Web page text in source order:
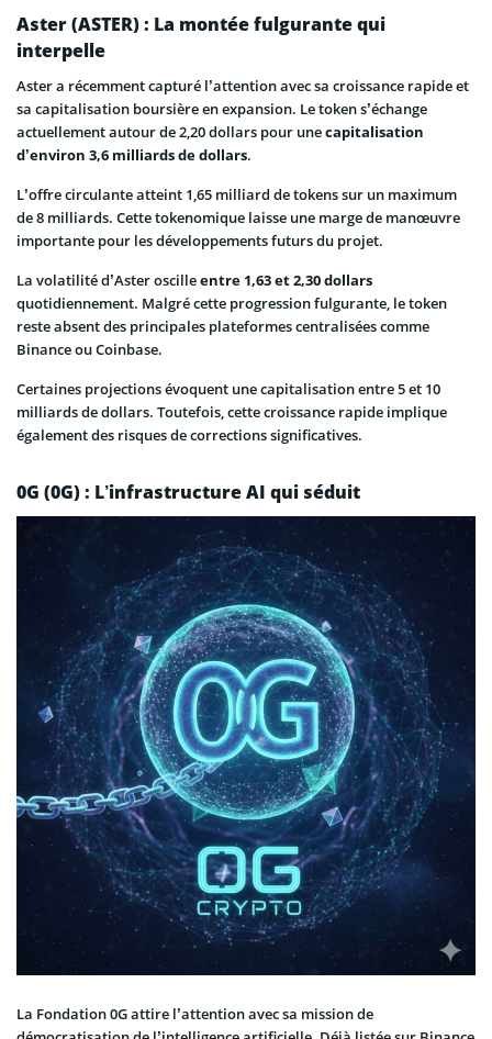
Aster (ASTER) : La montée fulgurante qui
interpelle
Aster a récemment capturé l’attention avec sa croissance rapide et
sa capitalisation boursière en expansion. Le token s’échange
actuellement autour de 2,20 dollars pour unecapitalisation
d’environ 3,6 milliards de dollars.
L’offre circulante atteint 1,65 milliard de tokens sur un maximum
de 8 milliards. Cette tokenomique laisse une marge de manœuvre
importante pour les développements futurs du projet.
La volatilité d’Aster oscilleentre 1,63 et 2,30 dollars
quotidiennement. Malgré cette progression fulgurante, le token
reste absent des principales plateformes centralisées comme
Binance ou Coinbase.
Certaines projections évoquent une capitalisation entre 5 et 10
milliards de dollars. Toutefois, cette croissance rapide implique
également des risques de corrections significatives.
0G (0G) : L’infrastructure AI qui séduit
La Fondation 0G attire l’attention avec sa mission de